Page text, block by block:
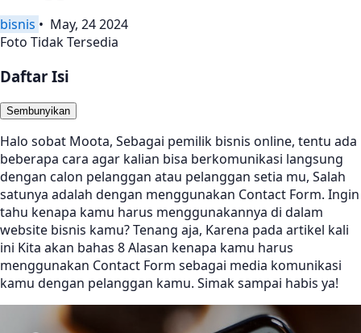
bisnis • May, 24 2024
Foto Tidak Tersedia
Daftar Isi
Sembunyikan
Halo sobat Moota, Sebagai pemilik bisnis online, tentu ada
beberapa cara agar kalian bisa berkomunikasi langsung
dengan calon pelanggan atau pelanggan setia mu, Salah
satunya adalah dengan menggunakan Contact Form. Ingin
tahu kenapa kamu harus menggunakannya di dalam
website bisnis kamu? Tenang aja, Karena pada artikel kali
ini Kita akan bahas 8 Alasan kenapa kamu harus
menggunakan Contact Form sebagai media komunikasi
kamu dengan pelanggan kamu. Simak sampai habis ya!